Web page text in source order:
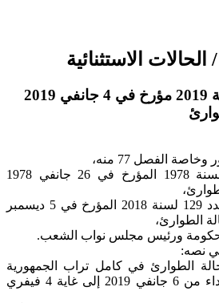
أمر رئاسي عدد 4 لسنة 2019 مؤرخ في 4 جانفي 2019
الفصل 77 منه،
وعلى الأمر عدد 50 لسنة 1978 المؤرخ في 26 جانفي 1978
وعلى الأمر الرئاسي عدد 129 لسنة 2018 المؤرخ في 5 ديسمبر
ورئيس مجلس نواب الشعب.
نصه:
الطوارئ في كامل تراب الجمهورية
التونسية لمدة شهر ابتداء من 6 جانفي 2019 إلى غاية 4 فيفري